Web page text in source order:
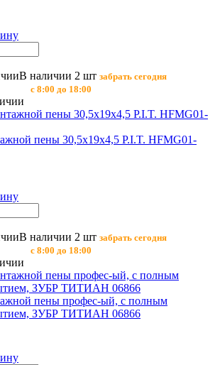
В наличии 2 шт забрать сегодня
с 8:00 до 18:00
пены 30,5х19х4,5 P.I.T. HFMG01-
В наличии 2 шт забрать сегодня
с 8:00 до 18:00
пены профес-ый, с полным
ЗУБР ТИТИАН 06866